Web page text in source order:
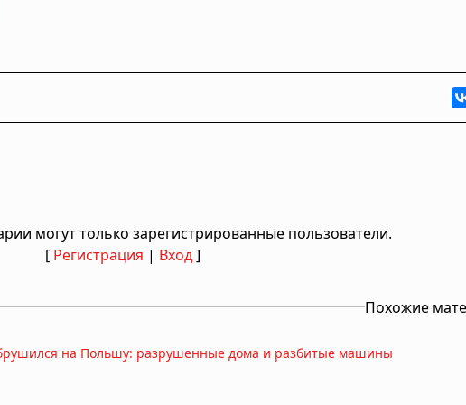
могут только зарегистрированные пользователи.
[ Регистрация | Вход]
Похожие
на Польшу: разрушенные дома и разбитые машины